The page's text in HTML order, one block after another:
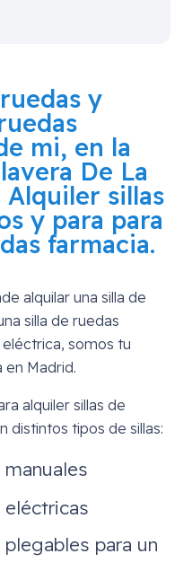
y
mi, en la
De La
Alquiler sillas
y para para
farmacia.
alquilar una silla de
silla de ruedas
eléctrica, somos tu
en Madrid.
alquiler sillas de
distintos tipos de sillas:
eléctricas
para un